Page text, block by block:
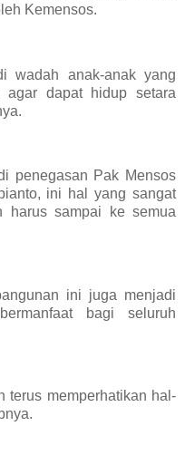
Kemensos.
wadah anak-anak yang
agar dapat hidup setara
penegasan Pak Mensos
ini hal yang sangat
harus sampai ke semua
ini juga menjadi
bagi seluruh
terus memperhatikan hal-